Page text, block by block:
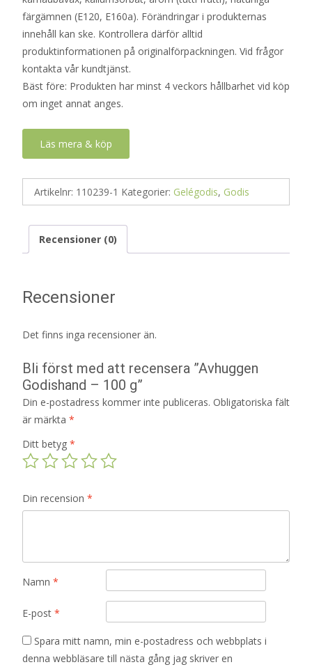
färgämnen (E120, E160a). Förändringar i produkternas
innehåll kan ske. Kontrollera därför alltid
produktinformationen på originalförpackningen. Vid frågor
kontakta vår kundtjänst.
Bäst före: Produkten har minst 4 veckors hållbarhet vid köp
om inget annat anges.
Läs mera & köp
Artikelnr: 110239-1 Kategorier: Gelégodis, Godis
Recensioner (0)
Recensioner
Det finns inga recensioner än.
Bli först med att recensera ”Avhuggen
Godishand – 100 g”
Din e-postadress kommer inte publiceras. Obligatoriska fält
är märkta *
Ditt betyg *
Din recension *
Namn *
E-post *
Spara mitt namn, min e-postadress och webbplats i
denna webbläsare till nästa gång jag skriver en